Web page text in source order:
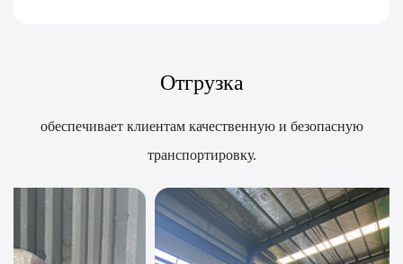
Отгрузка
обеспечивает клиентам качественную и безопасную
транспортировку.